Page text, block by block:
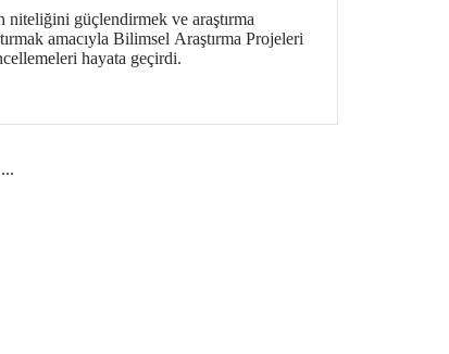
güçlendirmek ve araştırma
amacıyla Bilimsel Araştırma Projeleri
hayata geçirdi.
...